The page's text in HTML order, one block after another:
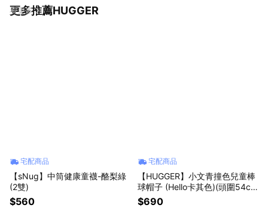
更多推薦HUGGER
看更多
宅配商品
【sNug】中筒健康童襪-酪梨綠
(2雙)
$560
宅配商品
【HUGGER】小文青撞色兒童棒
球帽子 (Hello卡其色)(頭圍54c
m)
$690